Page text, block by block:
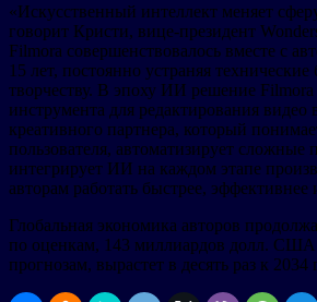
«Искусственный интеллект меняет
говорит Кристи, вице-президент
Filmora совершенствовалось вместе с
15 лет, постоянно устраняя
творчеству. В эпоху ИИ решение Filmora
инструмента для редактирования видео
креативного партнера, который
пользователя, автоматизирует сложные
интегрирует ИИ на каждом этапе
авторам работать быстрее, эффективнее
Глобальная экономика авторов
по оценкам, 143 миллиардов долл. США
прогнозам, вырастет в десять раз к 2034